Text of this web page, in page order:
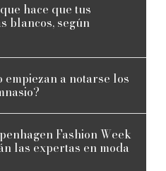
hace que tus
blancos, según
empiezan a notarse los
Fashion Week
las expertas en moda